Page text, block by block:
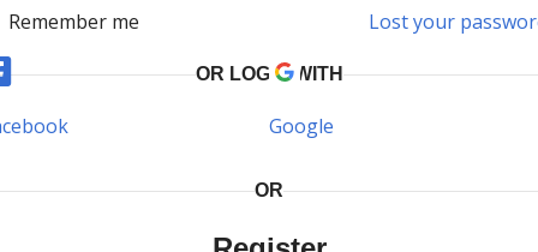
Lost your
Remember me
OR LOGIN WITH
Google
OR